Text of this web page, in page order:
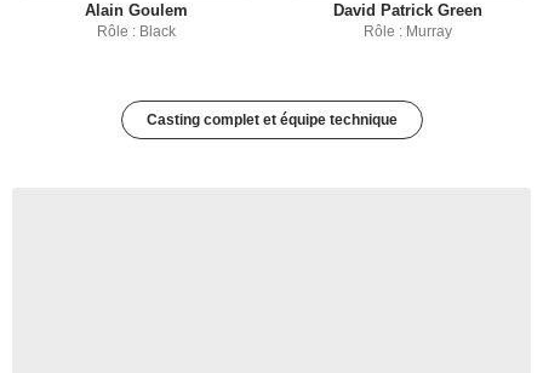
Alain Goulem
Rôle : Black
David Patrick Green
Rôle : Murray
Casting complet et équipe technique